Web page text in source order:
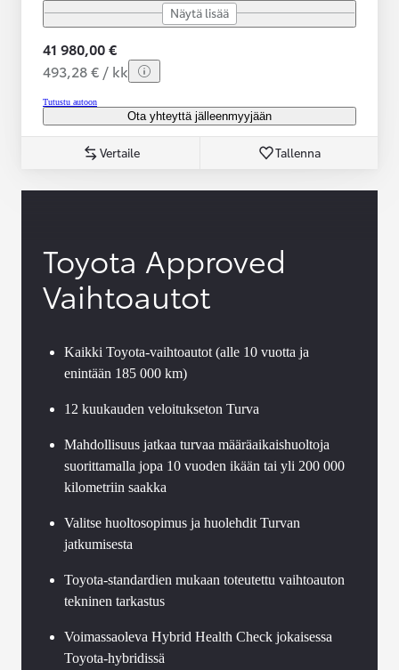
Näytä lisää
41 980,00 €
493,28 € / kk
Tutustu autoon
Ota yhteyttä jälleenmyyjään
Vertaile Tallenna
Toyota Approved
Vaihtoautot
Kaikki Toyota-vaihtoautot (alle 10 vuotta ja
enintään 185 000 km)
12 kuukauden veloitukseton Turva
Mahdollisuus jatkaa turvaa määräaikaishuoltoja
suorittamalla jopa 10 vuoden ikään tai yli 200 000
kilometriin saakka
Valitse huoltosopimus ja huolehdit Turvan
jatkumisesta
Toyota-standardien mukaan toteutettu vaihtoauton
tekninen tarkastus
Voimassaoleva Hybrid Health Check jokaisessa
Toyota-hybridissä